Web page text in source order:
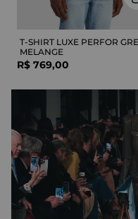
T-SHIRT LUXE PERFOR
MELANGE
R$ 769,00